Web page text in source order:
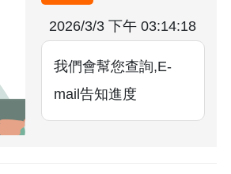
2026/3/3 下午 03:14:18
我們會幫您查詢,E-
mail告知進度